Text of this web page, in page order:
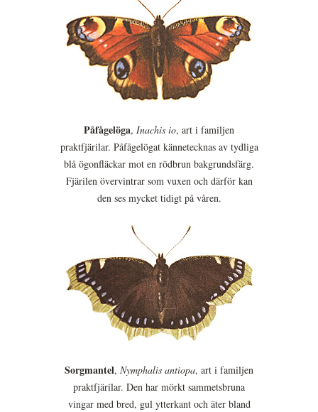
Påfågelöga, Inachis io, art i familjen
praktfjärilar. Påfågelögat kännetecknas av tydliga
blå ögonfläckar mot en rödbrun bakgrundsfärg.
Fjärilen övervintrar som vuxen och därför kan
den ses mycket tidigt på våren.
Sorgmantel, Nymphalis antiopa, art i familjen
praktfjärilar. Den har mörkt sammetsbruna
vingar med bred, gul ytterkant och äter bland